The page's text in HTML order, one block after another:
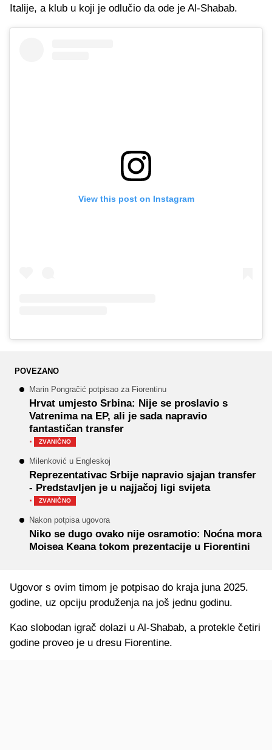
Italije, a klub u koji je odlučio da ode je Al-Shabab.
View this post on Instagram
POVEZANO
Marin Pongračić potpisao za Fiorentinu
Hrvat umjesto Srbina: Nije se proslavio s
Vatrenima na EP, ali je sada napravio
fantastičan transfer
· ZVANIČNO
Milenković u Engleskoj
Reprezentativac Srbije napravio sjajan transfer
- Predstavljen je u najjačoj ligi svijeta
· ZVANIČNO
Nakon potpisa ugovora
Niko se dugo ovako nije osramotio: Noćna mora
Moisea Keana tokom prezentacije u Fiorentini
Ugovor s ovim timom je potpisao do kraja juna 2025.
godine, uz opciju produženja na još jednu godinu.
Kao slobodan igrač dolazi u Al-Shabab, a protekle četiri
godine proveo je u dresu Fiorentine.